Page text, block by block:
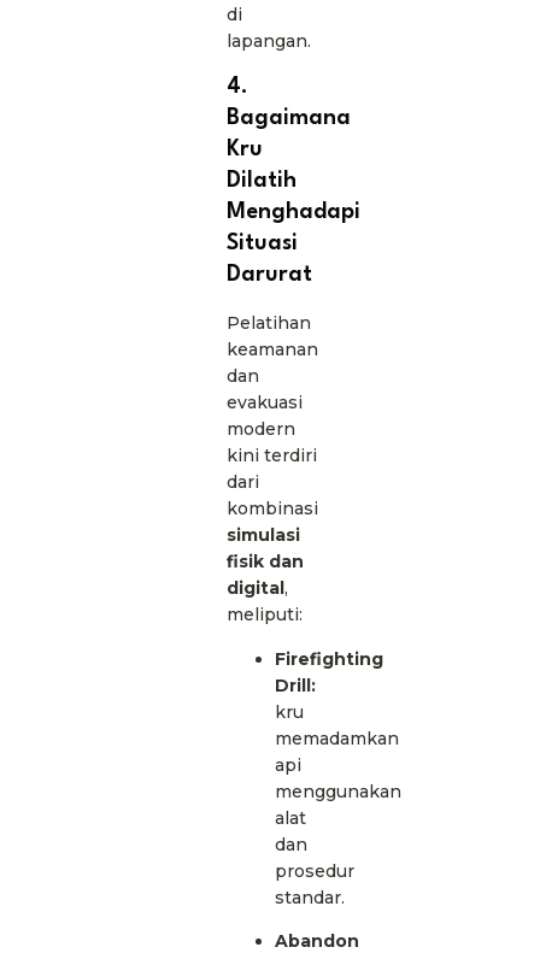
di
lapangan.
4.
Bagaimana
Kru
Dilatih
Menghadapi
Situasi
Darurat
Pelatihan
keamanan
dan
evakuasi
modern
kini terdiri
dari
kombinasi
simulasi
fisik dan
digital,
meliputi:
Firefighting
Drill:
kru
memadamkan
api
menggunakan
alat
dan
prosedur
standar.
Abandon